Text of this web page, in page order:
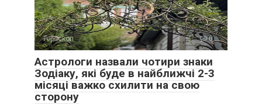
Гороскоп 0
Астрологи назвали чотири знаки
Зодіаку, які буде в найближчі 2-3
місяці важко схилити на свою
сторону